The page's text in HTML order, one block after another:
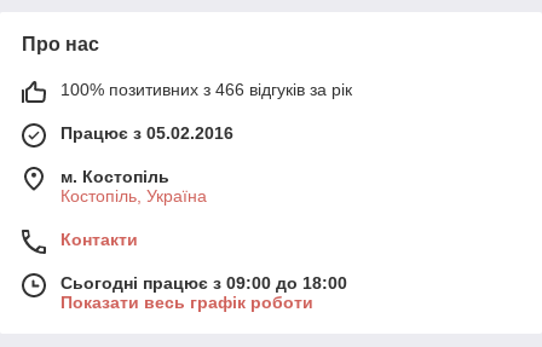
Про нас
100% позитивних з 466 відгуків за рік
Працює з 05.02.2016
м. Костопіль
Костопіль, Україна
Контакти
Сьогодні працює з 09:00 до 18:00
Показати весь графік роботи